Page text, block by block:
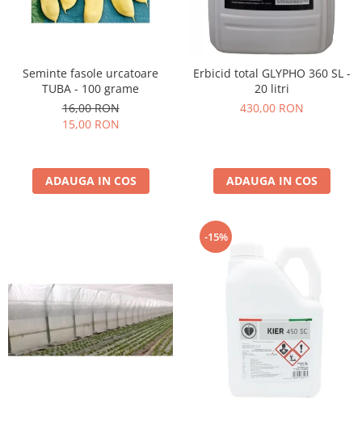
Seminte fasole urcatoare
TUBA - 100 grame
16,00 RON
15,00 RON
ADAUGA IN COS
Erbicid total GLYPHO 360 SL -
20 litri
430,00 RON
ADAUGA IN COS
-15%